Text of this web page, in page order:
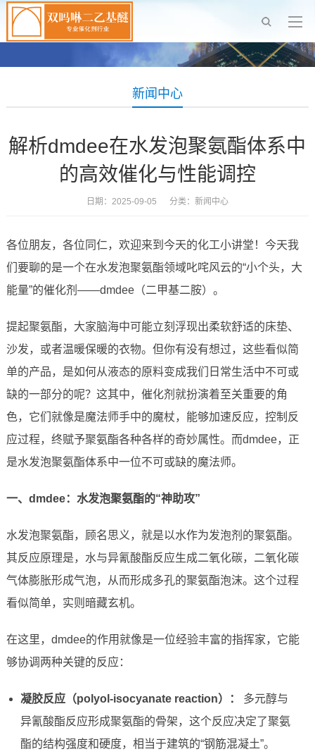
新闻中心
解析dmdee在水发泡聚氨酯体系中
的高效催化与性能调控
日期：2025-09-05 分类： 新闻中心
各位朋友，各位同仁，欢迎来到今天的化工小讲堂！今天我
们要聊的是一个在水发泡聚氨酯领域叱咤风云的“小个头，大
能量”的催化剂——dmdee（二甲基二胺）。
提起聚氨酯，大家脑海中可能立刻浮现出柔软舒适的床垫、
沙发，或者温暖保暖的衣物。但你有没有想过，这些看似简
单的产品，是如何从液态的原料变成我们日常生活中不可或
缺的一部分的呢？这其中，催化剂就扮演着至关重要的角
色，它们就像是魔法师手中的魔杖，能够加速反应，控制反
应过程，终赋予聚氨酯各种各样的奇妙属性。而dmdee，正
是水发泡聚氨酯体系中一位不可或缺的魔法师。
一、dmdee：水发泡聚氨酯的“神助攻”
水发泡聚氨酯，顾名思义，就是以水作为发泡剂的聚氨酯。
其反应原理是，水与异氰酸酯反应生成二氧化碳，二氧化碳
气体膨胀形成气泡，从而形成多孔的聚氨酯泡沫。这个过程
看似简单，实则暗藏玄机。
在这里，dmdee的作用就像是一位经验丰富的指挥家，它能
够协调两种关键的反应：
凝胶反应（polyol-isocyanate reaction）：
多元醇与
异氰酸酯反应形成聚氨酯的骨架，这个反应决定了聚氨
酯的结构强度和硬度，相当于建筑的“钢筋混凝土”。